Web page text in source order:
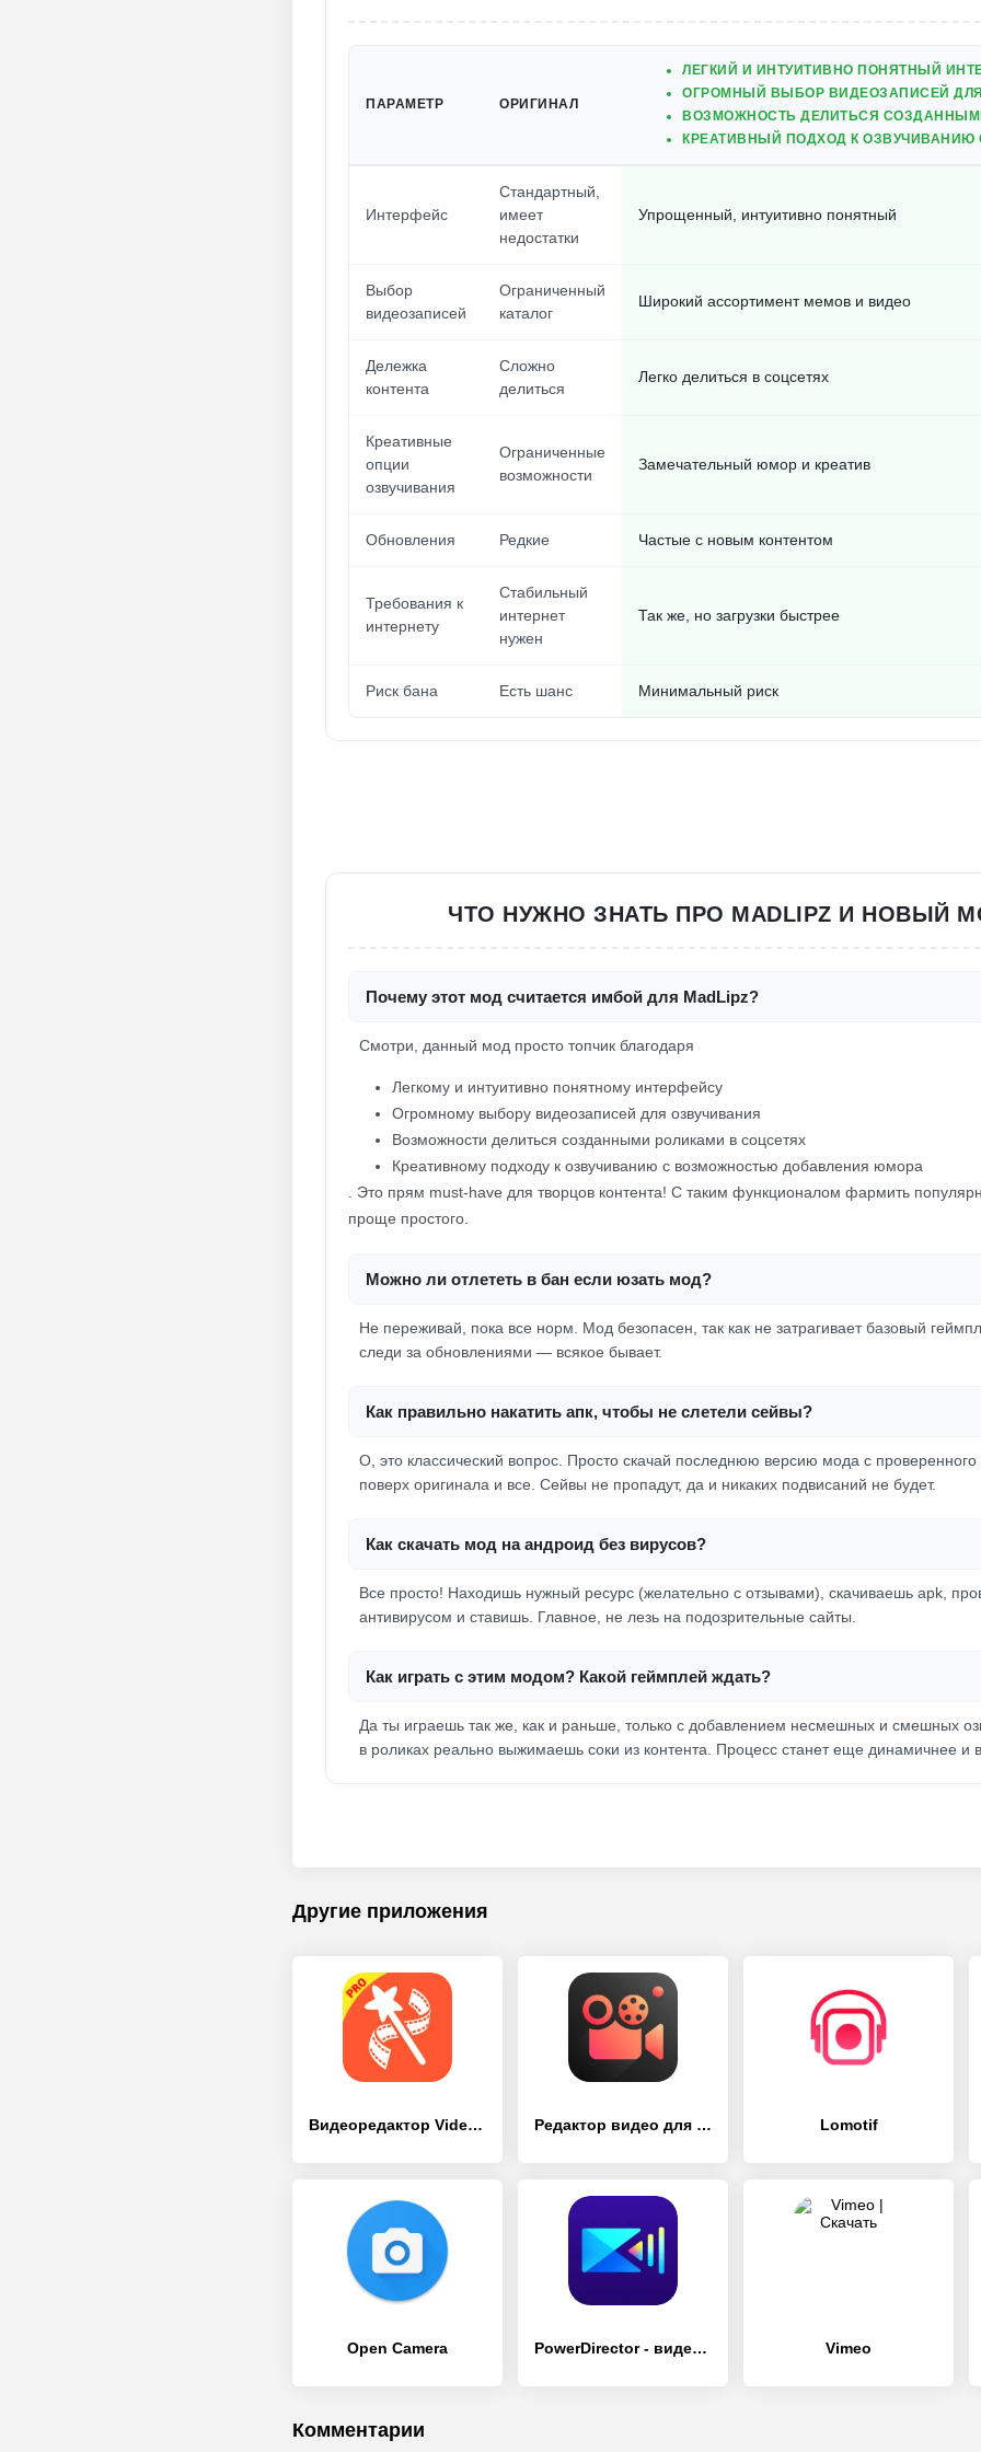
ПАРАМЕТР ОРИГИНАЛ
ЛЕГКИЙ И ИНТУИТИВНО ПОНЯТНЫЙ
ОГРОМНЫЙ ВЫБОР ВИДЕОЗАПИСЕЙ
ВОЗМОЖНОСТЬ ДЕЛИТЬСЯ
КРЕАТИВНЫЙ ПОДХОД К
Интерфейс
Стандартный,
имеет
недостатки
Упрощенный, интуитивно понятный
Выбор
видеозаписей
Ограниченный
каталог
Широкий ассортимент мемов и видео
Дележка
контента
Сложно
делиться
Легко делиться в соцсетях
Креативные
опции
озвучивания
Ограниченные
возможности
Замечательный юмор и креатив
Обновления Редкие Частые с новым контентом
Требования к
интернету
Стабильный
интернет
нужен
Так же, но загрузки быстрее
Риск бана Есть шанс Минимальный риск
ЧТО НУЖНО ЗНАТЬ ПРО MADLIPZ И НОВЫЙ
Почему этот мод считается имбой для MadLipz?
Смотри, данный мод просто топчик благодаря
Легкому и интуитивно понятному интерфейсу
Огромному выбору видеозаписей для озвучивания
Возможности делиться созданными роликами в соцсетях
Креативному подходу к озвучиванию с возможностью добавления юмора
. Это прям must-have для творцов контента! С таким функционалом фармить
проще простого.
Можно ли отлететь в бан если юзать мод?
Не переживай, пока все норм. Мод безопасен, так как не затрагивает базовый
следи за обновлениями — всякое бывает.
Как правильно накатить апк, чтобы не слетели сейвы?
О, это классический вопрос. Просто скачай последнюю версию мода с проверенного
поверх оригинала и все. Сейвы не пропадут, да и никаких подвисаний не будет.
Как скачать мод на андроид без вирусов?
Все просто! Находишь нужный ресурс (желательно с отзывами), скачиваешь apk,
антивирусом и ставишь. Главное, не лезь на подозрительные сайты.
Как играть с этим модом? Какой геймплей ждать?
Да ты играешь так же, как и раньше, только с добавлением несмешных и смешных
в роликах реально выжимаешь соки из контента. Процесс станет еще динамичнее и
Другие приложения
Видеоредактор VideoShow Pro Редактор видео для YouTube – Video.Guru Lomotif
Open Camera PowerDirector - видеоредактор Vimeo
Комментарии